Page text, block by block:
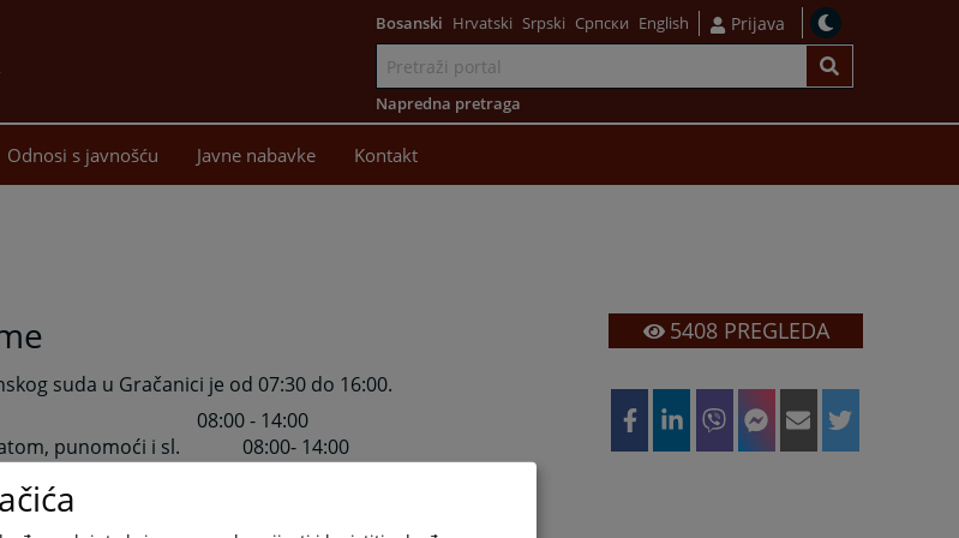
sadržaj
Bosanski Hrvatski Srpski Српски English Prijava
Napredna pretraga
Odnosi s javnošću Javne nabavke Kontakt
suda u Gračanici je od 07:30 do 16:00.
08:00 - 14:00
punomoći i sl. 08:00- 14:00
- 14:00
5408PREGLEDA